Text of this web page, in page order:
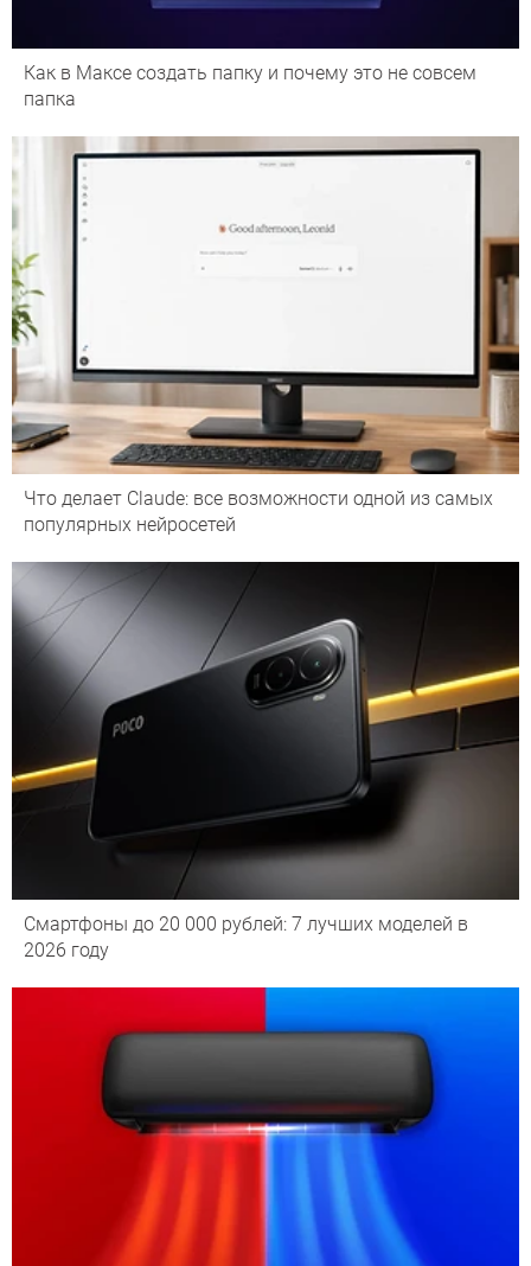
Как в Максе создать папку и почему это не совсем
папка
Что делает Сlaude: все возможности одной из самых
популярных нейросетей
Смартфоны до 20 000 рублей: 7 лучших моделей в
2026 году